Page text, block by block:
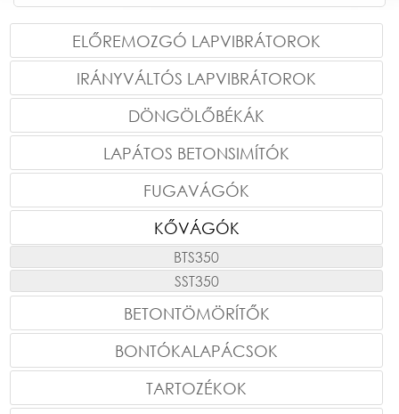
ELŐREMOZGÓ LAPVIBRÁTOROK
IRÁNYVÁLTÓS LAPVIBRÁTOROK
DÖNGÖLŐBÉKÁK
LAPÁTOS BETONSIMÍTÓK
FUGAVÁGÓK
KŐVÁGÓK
BTS350
SST350
BETONTÖMÖRÍTŐK
BONTÓKALAPÁCSOK
TARTOZÉKOK